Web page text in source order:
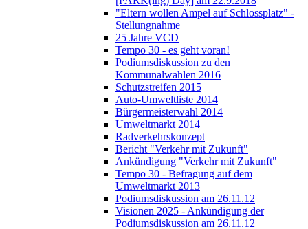
"Eltern wollen Ampel auf Schlossplatz" -
Stellungnahme
25 Jahre VCD
Tempo 30 - es geht voran!
Podiumsdiskussion zu den
Kommunalwahlen 2016
Schutzstreifen 2015
Auto-Umweltliste 2014
Bürgermeisterwahl 2014
Umweltmarkt 2014
Radverkehrskonzept
Bericht "Verkehr mit Zukunft"
Ankündigung "Verkehr mit Zukunft"
Tempo 30 - Befragung auf dem
Umweltmarkt 2013
Podiumsdiskussion am 26.11.12
Visionen 2025 - Ankündigung der
Podiumsdiskussion am 26.11.12